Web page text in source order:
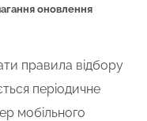
оновлення
правила відбору
періодичне
мобільного